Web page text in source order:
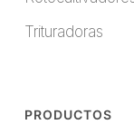
Trituradoras
PRODUCTOS